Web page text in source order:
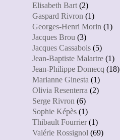
Elisabeth Bart(2)
Gaspard Rivron (1)
Georges-Henri Morin (1)
Jacques Brou (3)
Jacques Cassabois (5)
Jean-Baptiste Malartre (1)
Jean-Philippe Domecq (18)
Marianne Ginesta (1)
Olivia Resenterra (2)
Serge Rivron (6)
Sophie Képès (1)
Thibault Fourrier(1)
Valérie Rossignol (69)